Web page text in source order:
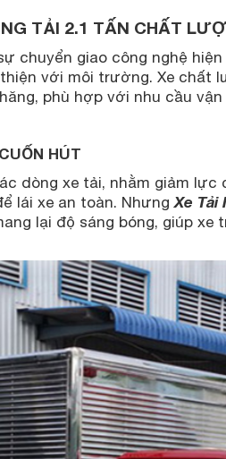
TẢI 2.1 TẤN CHẤT
chuyển giao công nghệ
với môi trường. Xe chất
phù hợp với nhu cầu
HÚT
dòng xe tải, nhằm giảm lực
lái xe an toàn. NhưngXe Tải
lại độ sáng bóng, giúp xe